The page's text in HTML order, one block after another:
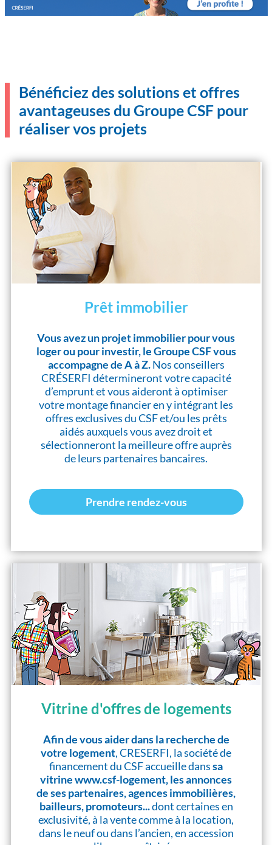
Bénéficiez des solutions et offres
avantageuses du Groupe CSF pour
réaliser vos projets
Prêt immobilier
Vous avez un projet immobilier pour vous
loger ou pour investir, le Groupe CSF vous
accompagne de A à Z.Nos conseillers
CRÉSERFI détermineront votre capacité
d’emprunt et vous aideront à optimiser
votre montage financier en y intégrant les
offres exclusives du CSF et/ou les prêts
aidés auxquels vous avez droit et
sélectionneront la meilleure offre auprès
de leurs partenaires bancaires.
Prendre rendez-vous
Vitrine d'offres de logements
Afin de vous aider dans la recherche de
votre logement, CRESERFI, la société de
financement du CSF accueille danssa
vitrine www.csf-logement, les annonces
de ses partenaires, agences immobilières,
bailleurs, promoteurs...dont certaines en
exclusivité, à la vente comme à la location,
dans le neuf ou dans l’ancien, en accession